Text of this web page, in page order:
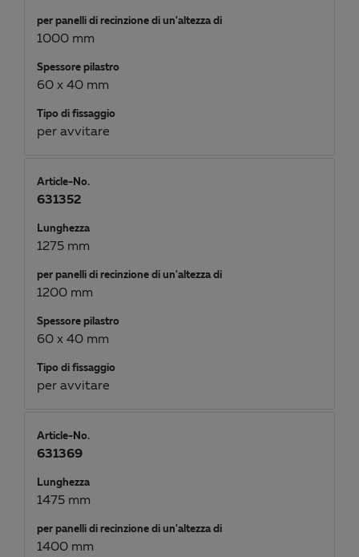
per panelli di recinzione di un'altezza di
1000 mm
Spessore pilastro
60 x 40 mm
Tipo di fissaggio
per avvitare
Article-No.
631352
Lunghezza
1275 mm
per panelli di recinzione di un'altezza di
1200 mm
Spessore pilastro
60 x 40 mm
Tipo di fissaggio
per avvitare
Article-No.
631369
Lunghezza
1475 mm
per panelli di recinzione di un'altezza di
1400 mm